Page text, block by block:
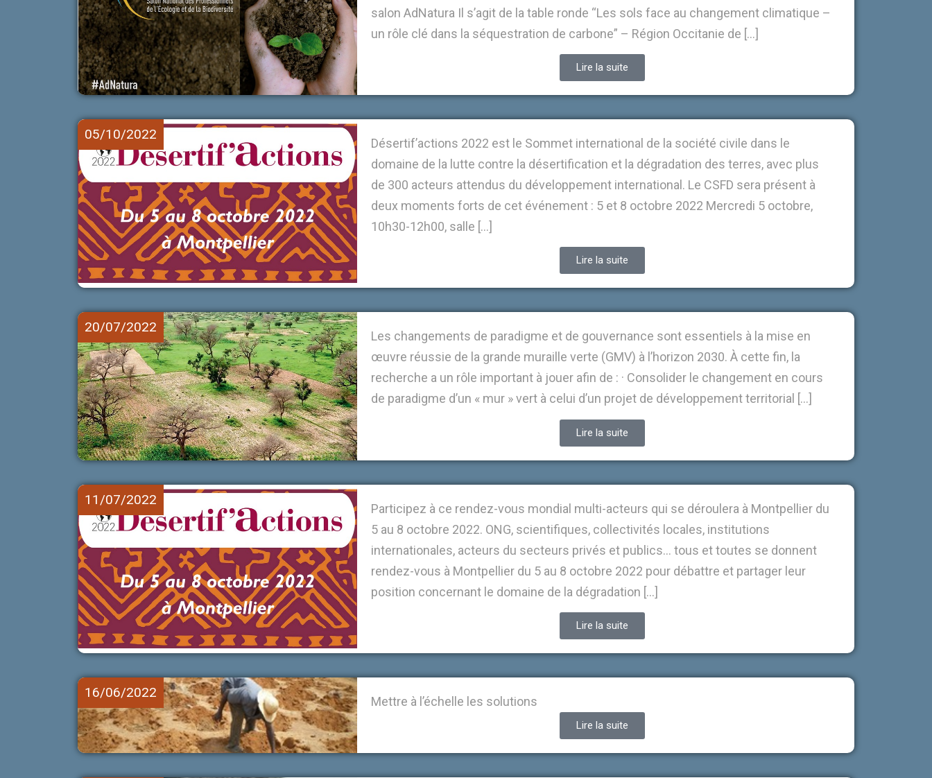
salon AdNatura Il s’agit de la table ronde “Les sols face au changement climatique –
un rôle clé dans la séquestration de carbone” – Région Occitanie de […]
Lire la suite
05/10/2022
Désertif’actions 2022 est le Sommet international de la société civile dans le
domaine de la lutte contre la désertification et la dégradation des terres, avec plus
de 300 acteurs attendus du développement international. Le CSFD sera présent à
deux moments forts de cet événement : 5 et 8 octobre 2022 Mercredi 5 octobre,
10h30-12h00, salle […]
Lire la suite
20/07/2022
Les changements de paradigme et de gouvernance sont essentiels à la mise en
œuvre réussie de la grande muraille verte (GMV) à l’horizon 2030. À cette fin, la
recherche a un rôle important à jouer afin de : · Consolider le changement en cours
de paradigme d’un « mur » vert à celui d’un projet de développement territorial […]
Lire la suite
11/07/2022
Participez à ce rendez-vous mondial multi-acteurs qui se déroulera à Montpellier du
5 au 8 octobre 2022. ONG, scientifiques, collectivités locales, institutions
internationales, acteurs du secteurs privés et publics… tous et toutes se donnent
rendez-vous à Montpellier du 5 au 8 octobre 2022 pour débattre et partager leur
position concernant le domaine de la dégradation […]
Lire la suite
16/06/2022
Mettre à l’échelle les solutions
Lire la suite